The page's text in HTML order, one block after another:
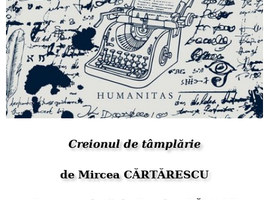
Creionul de tâmplărie
de Mircea CĂRTĂRESCU